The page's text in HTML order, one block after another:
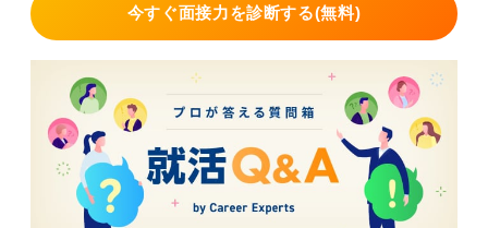
今すぐ面接力を診断する(無料)